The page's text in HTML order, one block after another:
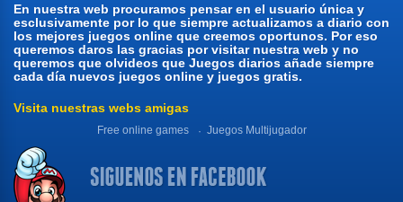
En nuestra web procuramos pensar en el usuario única y
esclusivamente por lo que siempre actualizamos a diario con
los mejores juegos online que creemos oportunos. Por eso
queremos daros las gracias por visitar nuestra web y no
queremos que olvideos que Juegos diarios añade siempre
cada día nuevos juegos online y juegos gratis.
Visita nuestras webs amigas
Free online games Juegos Multijugador